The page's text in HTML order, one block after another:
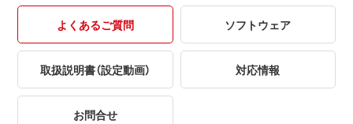
よくあるご質問 ソフトウェア
取扱説明書（設定動画） 対応情報
お問合せ